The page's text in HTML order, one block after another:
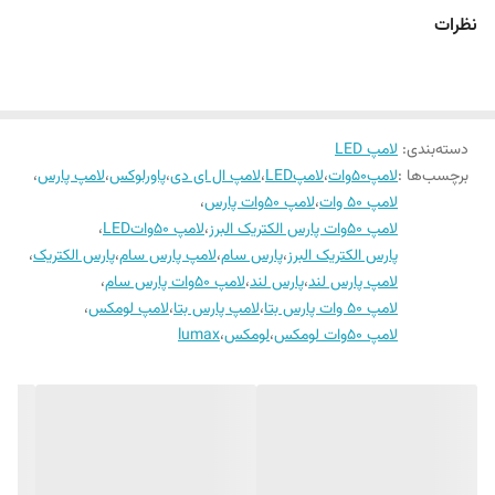
نظرات
دسته‌بندی: لامپ LED
برچسب‌ها :لامپ۵۰وات ،لامپLED ،لامپ ال ای دی،پاورلوکس،لامپ پارس،
لامپ ۵۰ وات
،لامپ ۵۰وات پارس
،
لامپ ۵۰وات پارس الکتریک البرز
،لامپ ۵۰واتLED
،
پارس الکتریک البرز،پارس سام،لامپ پارس سام،پارس الکتریک،
لامپ پارس لند،پارس لند،لامپ ۵۰وات پارس سام
،
لامپ ۵۰ وات پارس بتا
،لامپ پارس بتا،لامپ لومکس،
لامپ 50وات لومکس
،لومکس،lumax